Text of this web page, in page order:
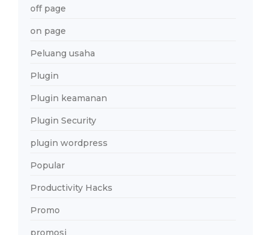
off page
on page
Peluang usaha
Plugin
Plugin keamanan
Plugin Security
plugin wordpress
Popular
Productivity Hacks
Promo
promosi